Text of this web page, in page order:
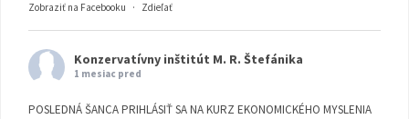
Zobraziť na Facebooku · Zdieľať
Konzervatívny inštitút M. R. Štefánika
1 mesiac pred
POSLEDNÁ ŠANCA PRIHLÁSIŤ SA NA KURZ EKONOMICKÉHO MYSLENIA